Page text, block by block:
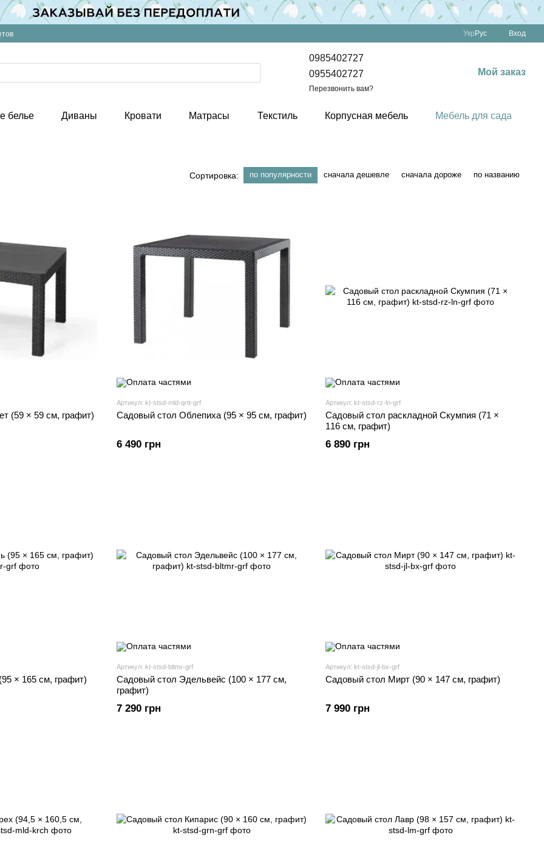
Укр Рус Вход
0985402727
0955402727
Перезвонить вам?
Мой заказ
белье Диваны Кровати Матрасы Текстиль Корпусная мебель Мебель для сада
Сортировка: по популярности сначала дешевле сначала дороже по названию
(59 × 59 см, графит)
Артикул: kt-stsd-mld-qrtt-grf
Садовый стол Облепиха (95 × 95 см, графит)
6 490 грн
Артикул: kt-stsd-rz-ln-grf
Садовый стол раскладной Скумпия (71 ×
116 см, графит)
6 890 грн
× 165 см, графит)
Артикул: kt-stsd-bltmr-grf
Садовый стол Эдельвейс (100 × 177 см,
графит)
7 290 грн
Артикул: kt-stsd-jl-bx-grf
Садовый стол Мирт (90 × 147 см, графит)
7 990 грн